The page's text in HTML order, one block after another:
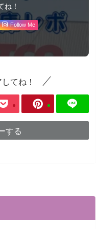
ね！
Follow Me
てね！
する